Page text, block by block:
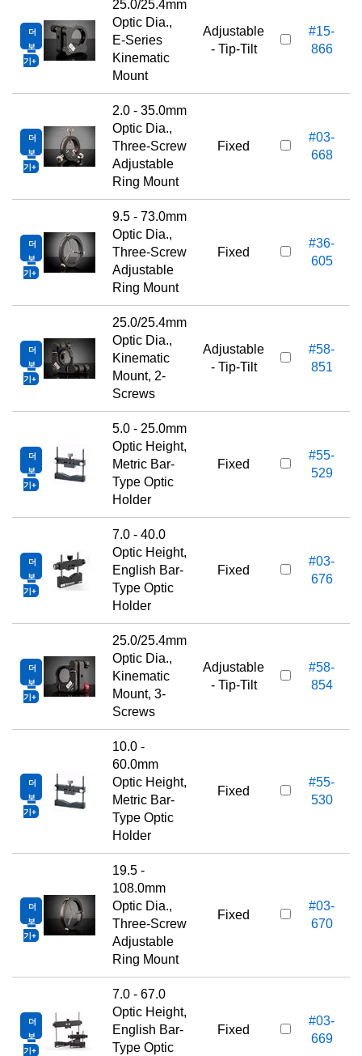
더
보
기
25.0/25.4mm
Optic Dia.,
E-Series
Kinematic
Mount
Adjustable
- Tip-Tilt
#15-
866
더
보
기
2.0 - 35.0mm
Optic Dia.,
Three-Screw
Adjustable
Ring Mount
Fixed
#03-
668
더
보
기
9.5 - 73.0mm
Optic Dia.,
Three-Screw
Adjustable
Ring Mount
Fixed
#36-
605
더
보
기
25.0/25.4mm
Optic Dia.,
Kinematic
Mount, 2-
Screws
Adjustable
- Tip-Tilt
#58-
851
더
보
기
5.0 - 25.0mm
Optic Height,
Metric Bar-
Type Optic
Holder
Fixed
#55-
529
더
보
기
7.0 - 40.0
Optic Height,
English Bar-
Type Optic
Holder
Fixed
#03-
676
더
보
기
25.0/25.4mm
Optic Dia.,
Kinematic
Mount, 3-
Screws
Adjustable
- Tip-Tilt
#58-
854
더
보
기
10.0 -
60.0mm
Optic Height,
Metric Bar-
Type Optic
Holder
Fixed
#55-
530
더
보
기
19.5 -
108.0mm
Optic Dia.,
Three-Screw
Adjustable
Ring Mount
Fixed
#03-
670
더
보
기
7.0 - 67.0
Optic Height,
English Bar-
Type Optic
Fixed
#03-
669